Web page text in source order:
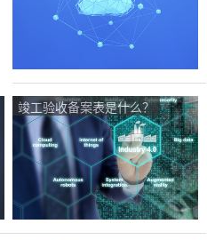
竣工验收备案表是什么？